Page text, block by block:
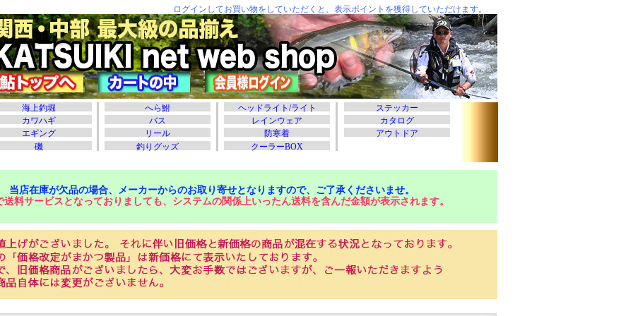
当店在庫が欠品の場合、メーカーからのお取り寄せとなりますので、ご了承くださいませ。
送料サービスとなっておりましても、システムの関係上いったん送料を含んだ金額が表示されます。